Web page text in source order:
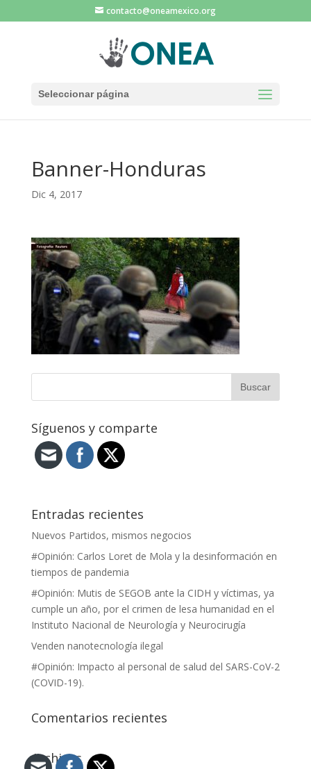
contacto@oneamexico.org
Seleccionar página
Banner-Honduras
Dic 4, 2017
Síguenos y comparte
Entradas recientes
Nuevos Partidos, mismos negocios
#Opinión: Carlos Loret de Mola y la desinformación en
tiempos de pandemia
#Opinión: Mutis de SEGOB ante la CIDH y víctimas, ya
cumple un año, por el crimen de lesa humanidad en el
Instituto Nacional de Neurología y Neurocirugía
Venden nanotecnología ilegal
#Opinión: Impacto al personal de salud del SARS-CoV-2
(COVID-19).
Comentarios recientes
Archivos